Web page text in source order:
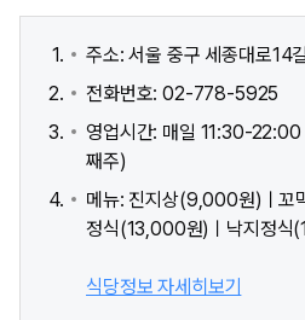
주소: 서울 중구 세종대로14
전화번호: 02-778-5925
영업시간: 매일 11:30-22:00
째주)
메뉴: 진지상(9,000원)ㅣ꼬
정식(13,000원)ㅣ낙지정식
식당정보 자세히보기